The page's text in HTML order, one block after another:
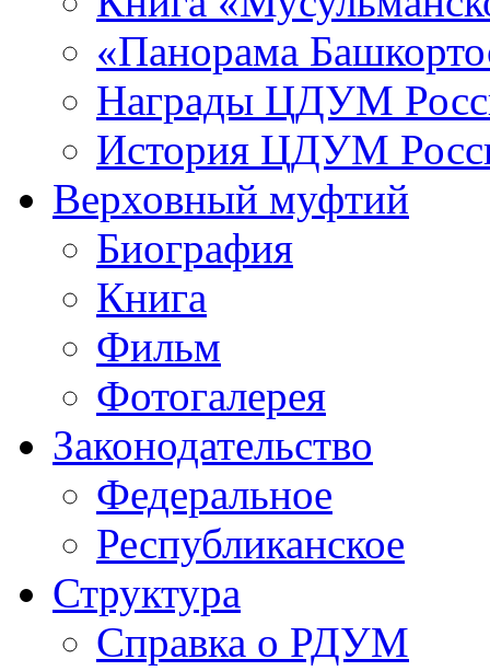
«Панорама
Награды ЦДУМ
История ЦДУМ
Верховный муфтий
Биография
Книга
Фильм
Фотогалерея
Законодательство
Федеральное
Республиканское
Структура
Справка о РДУМ